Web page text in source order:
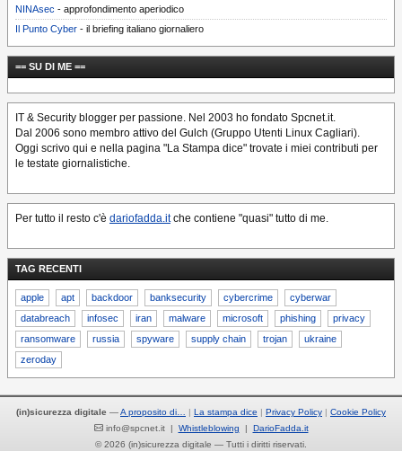
NINAsec - approfondimento aperiodico
Il Punto Cyber - il briefing italiano giornaliero
== SU DI ME ==
IT & Security blogger per passione. Nel 2003 ho fondato Spcnet.it.
Dal 2006 sono membro attivo del Gulch (Gruppo Utenti Linux Cagliari).
Oggi scrivo qui e nella pagina "La Stampa dice" trovate i miei contributi per
le testate giornalistiche.
Per tutto il resto c'è dariofadda.itche contiene "quasi" tutto di me.
TAG RECENTI
apple apt backdoor banksecurity cybercrime
cyberwar
databreach
infosec iran malware microsoft phishing
privacy
ransomware
russia spyware supply chain trojan
ukraine
zeroday
(in)sicurezza digitale —A proposito di… La stampa dice Privacy Policy
Cookie Policy
info@spcnet.it | Whistleblowing | DarioFadda.it
© 2026 (in)sicurezza digitale — Tutti i diritti riservati.